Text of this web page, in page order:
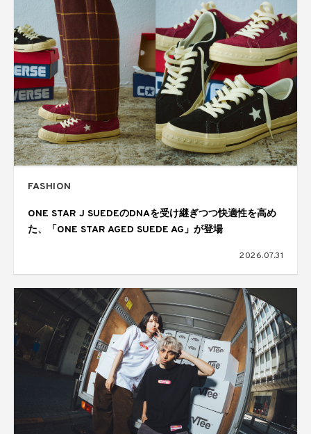
FASHION
ONE STAR J SUEDEのDNAを受け継ぎつつ快適性を高め
た、「ONE STAR AGED SUEDE AG」が登場
2026.07.31